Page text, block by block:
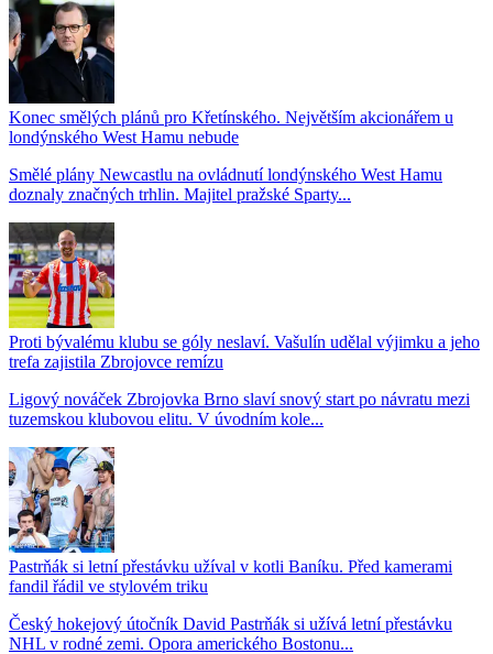
Konec smělých plánů pro Křetínského. Největším akcionářem u
londýnského West Hamu nebude
Smělé plány Newcastlu na ovládnutí londýnského West Hamu
doznaly značných trhlin. Majitel pražské Sparty...
Proti bývalému klubu se góly neslaví. Vašulín udělal výjimku a jeho
trefa zajistila Zbrojovce remízu
Ligový nováček Zbrojovka Brno slaví snový start po návratu mezi
tuzemskou klubovou elitu. V úvodním kole...
Pastrňák si letní přestávku užíval v kotli Baníku. Před kamerami
fandil řádil ve stylovém triku
Český hokejový útočník David Pastrňák si užívá letní přestávku
NHL v rodné zemi. Opora amerického Bostonu...